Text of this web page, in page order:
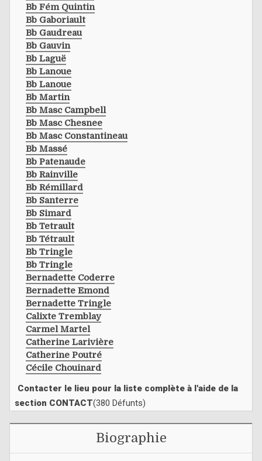
Bb Fém Quintin
Bb Gaboriault
Bb Gaudreau
Bb Gauvin
Bb Laguë
Bb Lanoue
Bb Lanoue
Bb Martin
Bb Masc Campbell
Bb Masc Chesnee
Bb Masc Constantineau
Bb Massé
Bb Patenaude
Bb Rainville
Bb Rémillard
Bb Santerre
Bb Simard
Bb Tetrault
Bb Tétrault
Bb Tringle
Bb Tringle
Bernadette Coderre
Bernadette Emond
Bernadette Tringle
Calixte Tremblay
Carmel Martel
Catherine Larivière
Catherine Poutré
Cécile Chouinard
Contacter le lieu pour la liste complète à l'aide de la
section CONTACT(380 Défunts)
Biographie